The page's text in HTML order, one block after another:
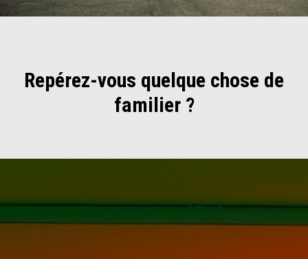
Repérez-vous quelque chose de
familier ?